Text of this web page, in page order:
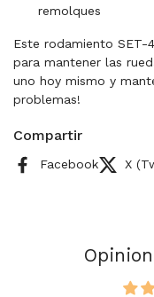
remolques
Este rodamiento SET-
para mantener las
uno hoy mismo y
problemas!
Compartir
Facebook X